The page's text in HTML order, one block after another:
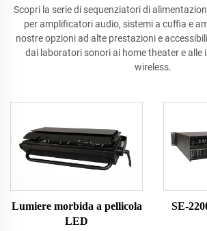
Scopri la serie di sequenziatori di
per amplificatori audio, sistemi a cuffia e
nostre opzioni ad alte prestazioni e
dai laboratori sonori ai home theater e alle
wireless.
Lumiere morbida a pellicola
LED
SE-